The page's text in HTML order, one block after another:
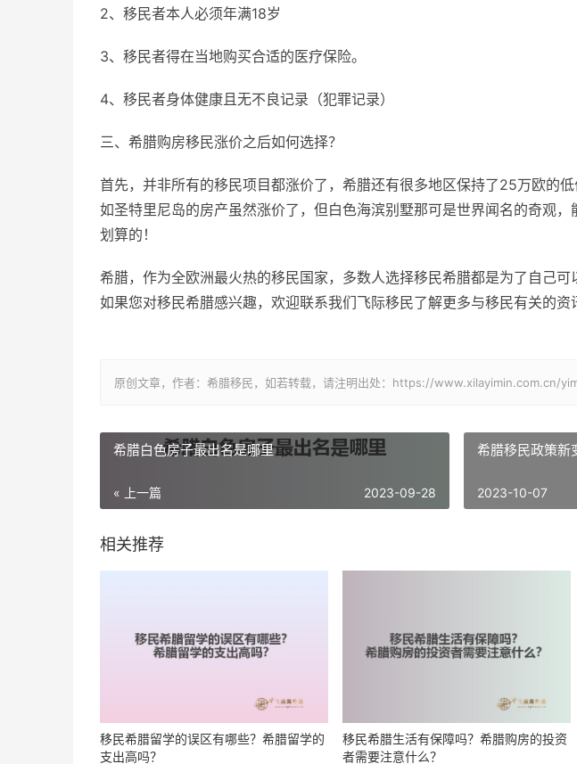
2、移民者本人必须年满18岁
3、移民者得在当地购买合适的医疗保险。
4、移民者身体健康且无不良记录（犯罪记录）
三、希腊购房移民涨价之后如何选择？
首先，并非所有的移民项目都涨价了，希腊还有很多地区保持了25万欧的
如圣特里尼岛的房产虽然涨价了，但白色海滨别墅那可是世界闻名的奇观
划算的！
希腊，作为全欧洲最火热的移民国家，多数人选择移民希腊都是为了自己可
如果您对移民希腊感兴趣，欢迎联系我们飞际移民了解更多与移民有关的资
原创文章，作者：希腊移民，如若转载，请注明出处：https://www.xilayimin.com.cn/
希腊白色房子最出名是哪里
« 上一篇 2023-09-28
希腊移民政策新
2023-10-07
相关推荐
移民希腊留学的误区有哪些？希腊留学的
支出高吗？
移民希腊生活有保障吗？希腊购房的投资
者需要注意什么？